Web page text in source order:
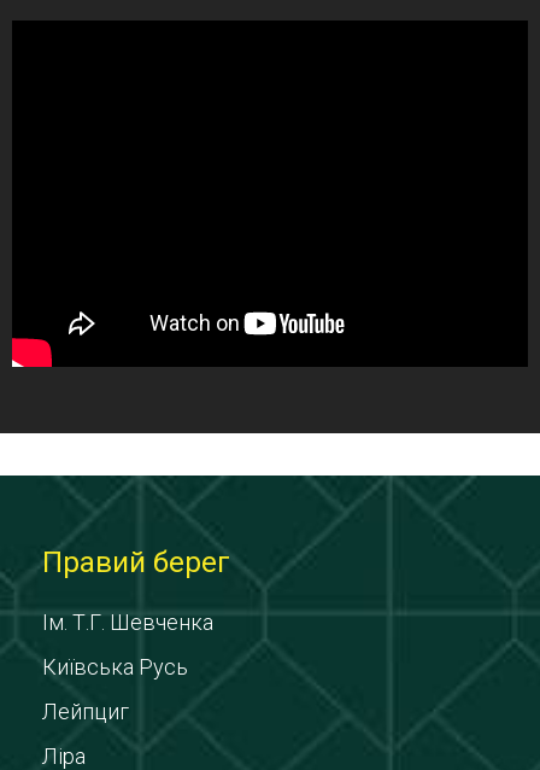
Правий берег
Ім. Т.Г. Шевченка
Київська Русь
Лейпциг
Ліра